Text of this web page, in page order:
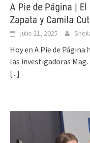
A Pie de Página |
Zapata y Camila
julio 21, 2025
Hoy en A Pie de
las investigadoras
[...]